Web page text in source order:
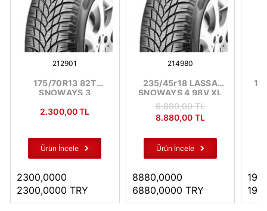
175/70R13 82T
SNOWAYS 3
212901
2.300,00TL
Ürün İncele
2300,0000
2300,0000 TRY
235/45r18 LASSA
SNOWAYS 4 98V XL
214980
6.880,00TL
8.880,00 TL
Ürün İncele
8880,0000
6880,0000 TRY